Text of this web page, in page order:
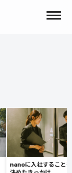
nanoに入社することを